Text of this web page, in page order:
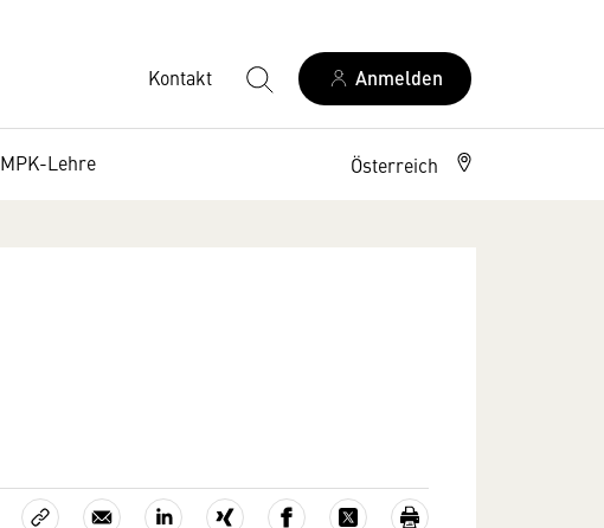
Kontakt Anmelden
MPK-Lehre Österreich